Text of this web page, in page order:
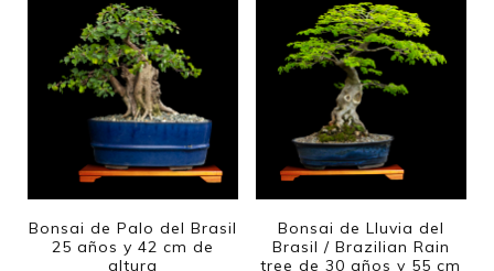
Bonsai de Palo del Brasil
25 años y 42 cm de
altura
Bonsai de Lluvia del
Brasil / Brazilian Rain
tree de 30 años y 55 cm